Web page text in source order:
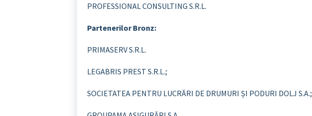
PROFESSIONAL CONSULTING S.R.L.
Partenerilor Bronz:
PRIMASERV S.R.L.
LEGABRIS PREST S.R.L.;
SOCIETATEA PENTRU LUCRĂRI DE DRUMURI ȘI PODURI DOLJ S.A.;